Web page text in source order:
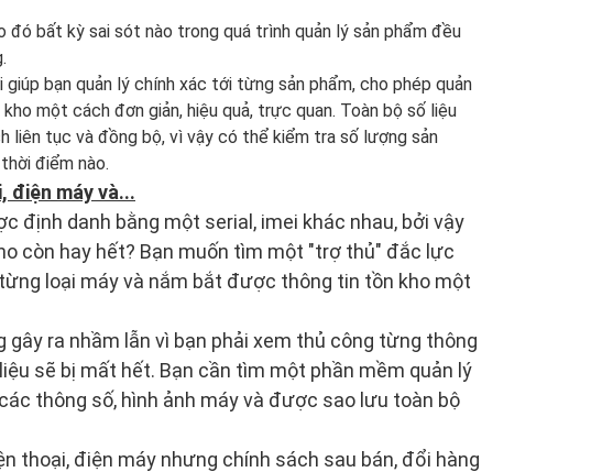
bất kỳ sai sót nào trong quá trình quản lý sản phẩm đều
bạn quản lý chính xác tới từng sản phẩm, cho phép quản
một cách đơn giản, hiệu quả, trực quan. Toàn bộ số liệu
tục và đồng bộ, vì vậy có thể kiểm tra số lượng sản
điểm nào.
điện máy và...
định danh bằng một serial, imei khác nhau, bởi vậy
còn hay hết? Bạn muốn tìm một "trợ thủ" đắc lực
loại máy và nắm bắt được thông tin tồn kho một
gây ra nhầm lẫn vì bạn phải xem thủ công từng thông
sẽ bị mất hết. Bạn cần tìm một phần mềm quản lý
thông số, hình ảnh máy và được sao lưu toàn bộ
thoại, điện máy nhưng chính sách sau bán, đổi hàng